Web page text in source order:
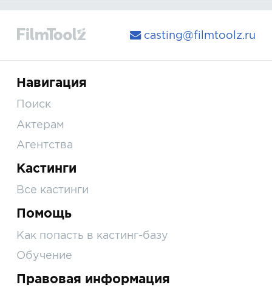
casting@filmtoolz.ru
Навигация
Поиск
Актерам
Агентства
Кастинги
Все кастинги
Помощь
Как попасть в кастинг-базу
Обучение
Правовая информация